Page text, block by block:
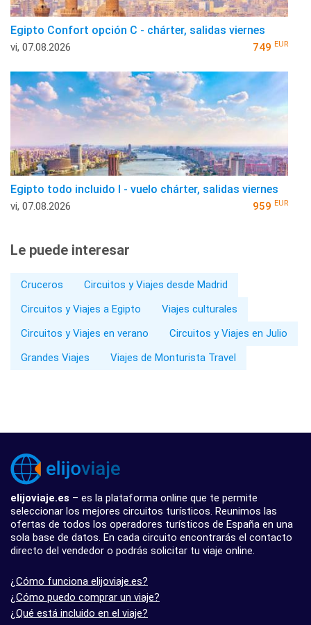
Egipto Confort opción C - chárter, salidas viernes
vi, 07.08.2026 749 EUR
Egipto todo incluido I - vuelo chárter, salidas viernes
vi, 07.08.2026 959 EUR
Le puede interesar
Cruceros
Circuitos y Viajes desde Madrid
Circuitos y Viajes a Egipto
Viajes culturales
Circuitos y Viajes en verano
Circuitos y Viajes en Julio
Grandes Viajes
Viajes de Monturista Travel
elijoviaje.es – es la plataforma online que te permite
seleccionar los mejores circuitos turísticos. Reunimos las
ofertas de todos los operadores turísticos de España en una
sola base de datos. En cada circuito encontrarás el contacto
directo del vendedor o podrás solicitar tu viaje online.
¿Cómo funciona elijoviaje.es?
¿Cómo puedo comprar un viaje?
¿Qué está incluido en el viaje?